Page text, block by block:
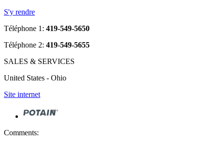
S'y rendre
Téléphone 1: 419-549-5650
Téléphone 2: 419-549-5655
SALES & SERVICES
United States - Ohio
Site internet
Comments: